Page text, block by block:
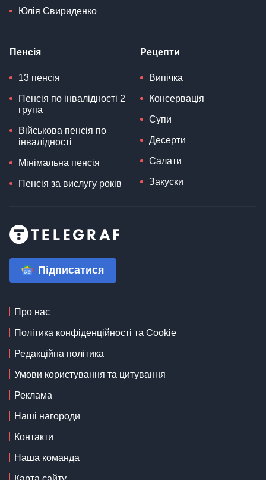
Юлія Свириденко
Пенсія
13 пенсія
Пенсія по інвалідності 2
група
Військова пенсія по
інвалідності
Мінімальна пенсія
Пенсія за вислугу років
Рецепти
Випічка
Консервація
Супи
Десерти
Салати
Закуски
Підписатися
Про нас
Політика конфіденційності та Cookie
Редакційна політика
Умови користування та цитування
Реклама
Наші нагороди
Контакти
Наша команда